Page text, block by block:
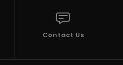
Contact Us